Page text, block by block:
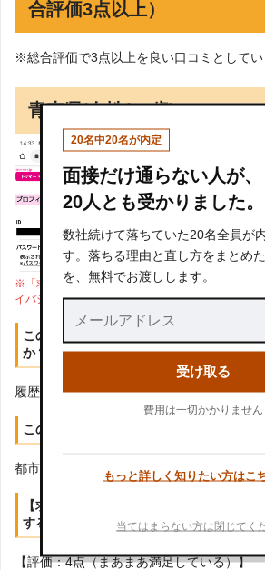
合評価3点以上）
※総合評価で3点以上を良い口コミとしてい
青森県/女性(22歳)
※「求人サイトへの登録」が確認できる画像を送
イバシー保護の為、IDや氏名などの個人情報を黒
この求人サイトを利用して、良かったと感
か？
履歴書をマイページから作成しネットから
この求人サイトに対して、不満を感じた点
都市部の求人情報が多く、地方の求人が少な
【求人評価】この求人サイトに掲載され
すると何点ですか？
【評価：4点（まあまあ満足している）】
20名中20名が内定
面接だけ通らない人が、
20人とも受かりました。
数社続けて落ちていた20名全員が
す。落ちる理由と直し方をまとめ
を、無料でお渡しします。
受け取る
費用は一切かかりません
もっと詳しく知りたい方は
当てはまらない方は閉じてく